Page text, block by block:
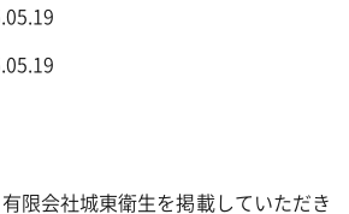
限会社城東衛生を掲載していただき